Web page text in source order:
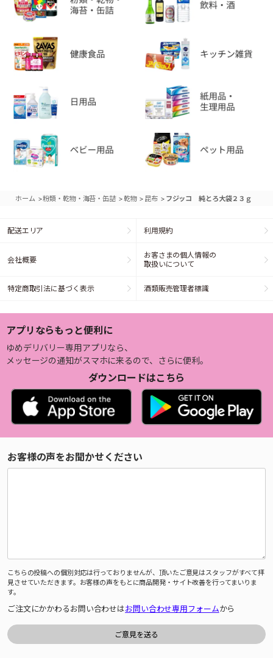
ホーム >粉類・乾物・海苔・缶詰 >乾物 > 昆布 > フジッコ 純とろ大袋２３ｇ
配送エリア 利用規約
会社概要
お客さまの個人情報の
取扱いについて
特定商取引法に基づく表示 酒類販売管理者標識
アプリならもっと便利に
ゆめデリバリー専用アプリなら、
メッセージの通知がスマホに来るので、さらに便利。
ダウンロードはこちら
お客様の声をお聞かせください
こちらの投稿への個別対応は行っておりませんが、頂いたご意見はスタッフがすべて拝
見させていただきます。お客様の声をもとに商品開発・サイト改善を行ってまいりま
す。
ご注文にかかわるお問い合わせはお問い合わせ専用フォームから